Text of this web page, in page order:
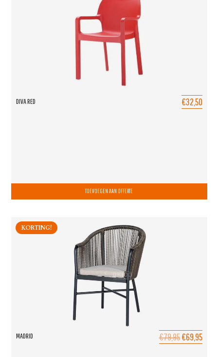
DIVA RED €32,50
TOEVOEGEN AAN OFFERTE
KORTING!
MADRID €79,95€69,95